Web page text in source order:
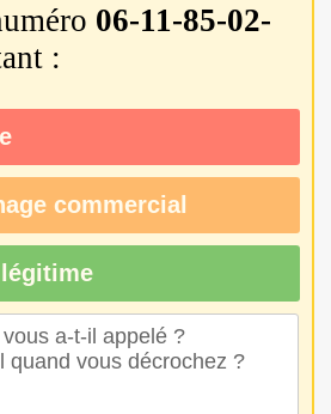
06-11-85-02-
:
commercial